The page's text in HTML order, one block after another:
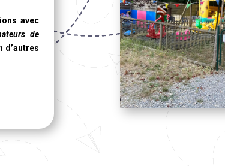
avec
de
d’autres